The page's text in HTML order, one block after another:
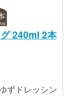
糸島野菜を
240ml 2本
ずドレッシン